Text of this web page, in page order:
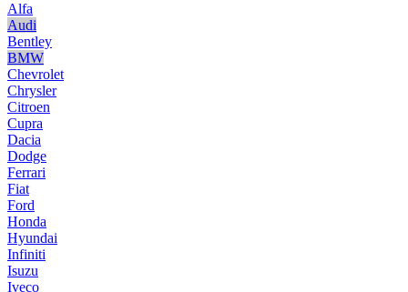
Alfa
Audi
Bentley
BMW
Chevrolet
Chrysler
Citroen
Cupra
Dacia
Dodge
Ferrari
Fiat
Ford
Honda
Hyundai
Infiniti
Isuzu
Iveco